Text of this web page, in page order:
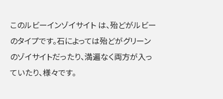
このルビーインゾイサイト は、殆どがルビー
のタイプです。石によっては殆どがグリーン
のゾイサイトだったり、満遍なく両方が入っ
ていたり、様々です。